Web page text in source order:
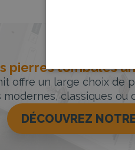
pierres tombales
offre un large choix de
modernes, classiques ou
DÉCOUVREZ